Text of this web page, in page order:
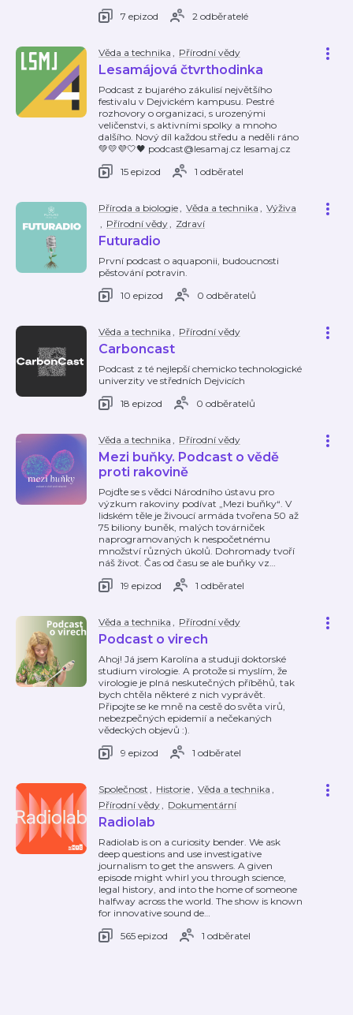
7 epizod
2 odběratelé
Věda a technika , Přírodní vědy
Lesamájová čtvrthodinka
Podcast z bujarého zákulisí největšího
festivalu v Dejvickém kampusu. Pestré
rozhovory o organizaci, s urozenými
veličenstvi, s aktivními spolky a mnoho
dalšího. Nový díl každou středu a neděli ráno
💚💛💜🤍🖤 podcast@lesamaj.cz lesamaj.cz
15 epizod
1 odběratel
Příroda a biologie, Věda a technika , Výživa
, Přírodní vědy, Zdraví
Futuradio
První podcast o aquaponii, budoucnosti
pěstování potravin.
10 epizod
0 odběratelů
Věda a technika , Přírodní vědy
Carboncast
Podcast z té nejlepší chemicko technologické
univerzity ve středních Dejvicích
18 epizod
0 odběratelů
Věda a technika , Přírodní vědy
Mezi buňky. Podcast o vědě
proti rakovině
Pojďte se s vědci Národního ústavu pro
výzkum rakoviny podívat „Mezi buňky“. V
lidském těle je živoucí armáda tvořena 50 až
75 biliony buněk, malých továrniček
naprogramovaných k nespočetnému
množství různých úkolů. Dohromady tvoří
náš život. Čas od času se ale buňky vz…
19 epizod
1 odběratel
Věda a technika , Přírodní vědy
Podcast o virech
Ahoj! Já jsem Karolína a studuji doktorské
studium virologie. A protože si myslím, že
virologie je plná neskutečných příběhů, tak
bych chtěla některé z nich vyprávět.
Připojte se ke mně na cestě do světa virů,
nebezpečných epidemií a nečekaných
vědeckých objevů :).
9 epizod
1 odběratel
Společnost , Historie, Věda a technika ,
Přírodní vědy, Dokumentární
Radiolab
Radiolab is on a curiosity bender. We ask
deep questions and use investigative
journalism to get the answers. A given
episode might whirl you through science,
legal history, and into the home of someone
halfway across the world. The show is known
for innovative sound de…
565 epizod
1 odběratel